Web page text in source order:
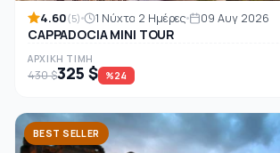
4.60(5) 1 Νύχτα 2 Ημέρες 09 Αυγ 2026
CAPPADOCIA MINI TOUR
ΑΡΧΙΚΉ ΤΙΜΉ
430 $325 $ %24
BEST SELLER